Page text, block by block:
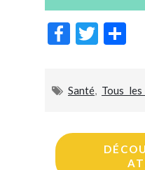
F
b
T
er g
Santé Tous